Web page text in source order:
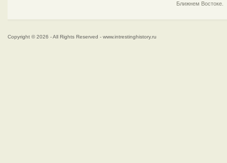
Ближнем Востоке.
Copyright © 2026 - All Rights Reserved - www.intrestinghistory.ru